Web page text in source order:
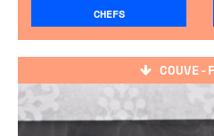
CHEFS
COUVE-